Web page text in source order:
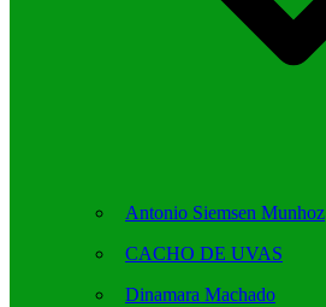
Antonio Siemsen Munhoz
CACHO DE UVAS
Dinamara Machado